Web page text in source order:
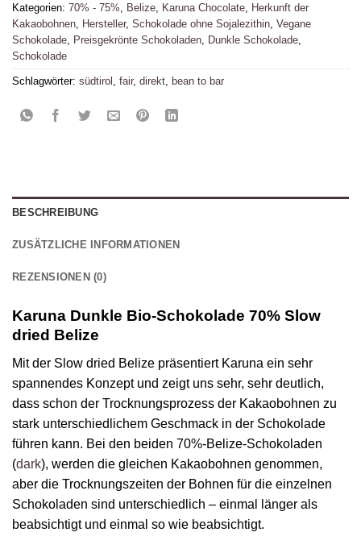
Kategorien: 70% - 75% Belize Karuna Chocolate Herkunft der
Kakaobohnen Hersteller, Schokolade ohne Sojalezithin Vegane
Schokolade Preisgekrönte Schokoladen Dunkle Schokolade
Schokolade
Schlagwörter: südtirol fair, direkt bean to bar
BESCHREIBUNG
ZUSÄTZLICHE INFORMATIONEN
REZENSIONEN (0)
Karuna Dunkle Bio-Schokolade 70% Slow
dried Belize
Mit der Slow dried Belize präsentiert Karuna ein sehr
spannendes Konzept und zeigt uns sehr, sehr deutlich,
dass schon der Trocknungsprozess der Kakaobohnen zu
stark unterschiedlichem Geschmack in der Schokolade
führen kann. Bei den beiden 70%-Belize-Schokoladen
(dark), werden die gleichen Kakaobohnen genommen,
aber die Trocknungszeiten der Bohnen für die einzelnen
Schokoladen sind unterschiedlich – einmal länger als
beabsichtigt und einmal so wie beabsichtigt.